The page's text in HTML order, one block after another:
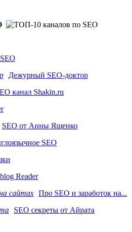
Дежурный SEO-доктор
канал Shakin.ru
SEO от Анны Ященко
SEO
Reader
Про SEO и заработок на...
SEO секреты от Айрата